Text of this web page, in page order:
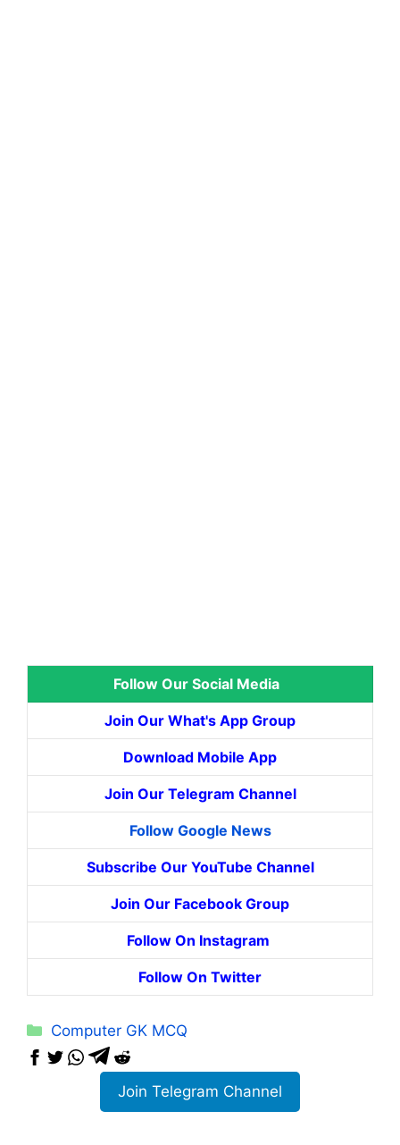
Follow Our Social Media
Join Our What's App Group
Download Mobile App
Join Our Telegram Channel
Follow Google News
Subscribe Our YouTube Channel
Join Our Facebook Group
Follow On Instagram
Follow On Twitter
Categories
Computer GK MCQ
Join Telegram Channel